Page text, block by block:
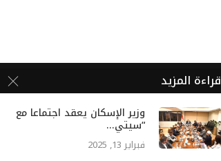
قراءة المزيد
وزير الإسكان يعقد اجتماعا مع
“سيتي...
فبراير 13, 2025